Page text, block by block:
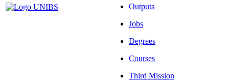
Outputs
Jobs
Degrees
Courses
Third Mission